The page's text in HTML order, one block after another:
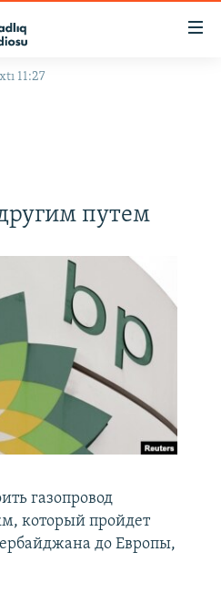
STANDARTLARIMIZ
11:27
путем
газопровод
который пройдет
до Европы,